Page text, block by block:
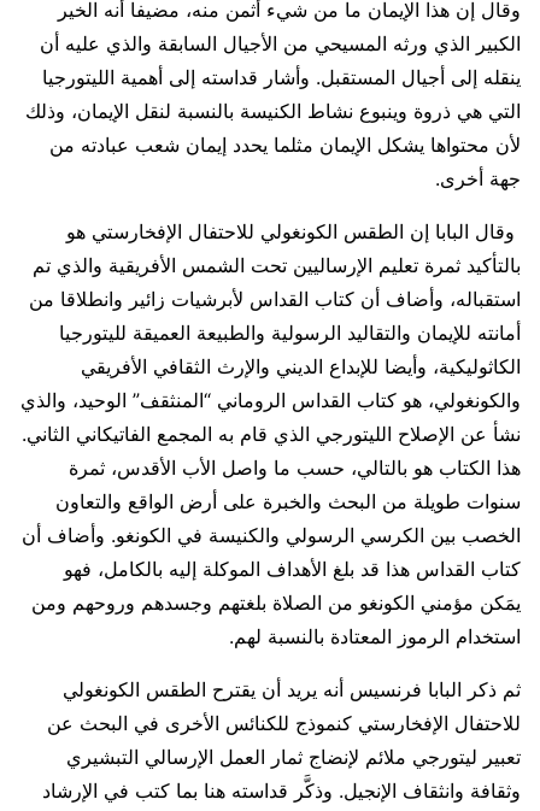
وقال إن هذا الإيمان ما من شيء أثمن منه، مضيفا أنه الخير
الكبير الذي ورثه المسيحي من الأجيال السابقة والذي عليه أن
ينقله إلى أجيال المستقبل. وأشار قداسته إلى أهمية الليتورجيا
التي هي ذروة وينبوع نشاط الكنيسة بالنسبة لنقل الإيمان، وذلك
لأن محتواها يشكل الإيمان مثلما يحدد إيمان شعب عبادته من
جهة أخرى.
وقال البابا إن الطقس الكونغولي للاحتفال الإفخارستي هو
بالتأكيد ثمرة تعليم الإرساليين تحت الشمس الأفريقية والذي تم
استقباله، وأضاف أن كتاب القداس لأبرشيات زائير وانطلاقا من
أمانته للإيمان والتقاليد الرسولية والطبيعة العميقة لليتورجيا
الكاثوليكية، وأيضا للإبداع الديني والإرث الثقافي الأفريقي
والكونغولي، هو كتاب القداس الروماني “المنثقف” الوحيد، والذي
نشأ عن الإصلاح الليتورجي الذي قام به المجمع الفاتيكاني الثاني.
هذا الكتاب هو بالتالي، حسب ما واصل الأب الأقدس، ثمرة
سنوات طويلة من البحث والخبرة على أرض الواقع والتعاون
الخصب بين الكرسي الرسولي والكنيسة في الكونغو. وأضاف أن
كتاب القداس هذا قد بلغ الأهداف الموكلة إليه بالكامل، فهو
يمَكن مؤمني الكونغو من الصلاة بلغتهم وجسدهم وروحهم ومن
استخدام الرموز المعتادة بالنسبة لهم.
ثم ذكر البابا فرنسيس أنه يريد أن يقترح الطقس الكونغولي
للاحتفال الإفخارستي كنموذج للكنائس الأخرى في البحث عن
تعبير ليتورجي ملائم لإنضاج ثمار العمل الإرسالي التبشيري
وثقافة وانثقاف الإنجيل. وذكَّر قداسته هنا بما كتب في الإرشاد